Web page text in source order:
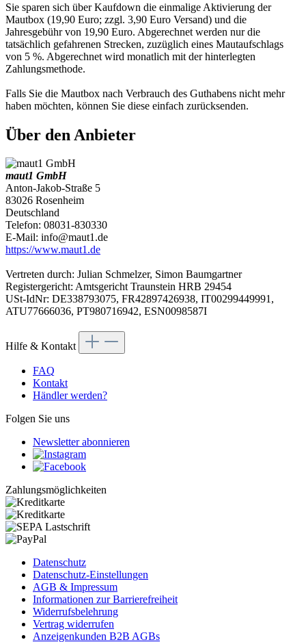
Sie sparen sich über Kaufdown die einmalige Aktivierung der
Mautbox (19,90 Euro; zzgl. 3,90 Euro Versand) und die
Jahresgebühr von 19,90 Euro. Abgerechnet werden nur die
tatsächlich gefahrenen Strecken, zuzüglich eines Mautaufschlags
von 5 %. Abgerechnet wird monatlich mit der hinterlegten
Zahlungsmethode.
Falls Sie die Mautbox nach Verbrauch des Guthabens nicht mehr
haben möchten, können Sie diese einfach zurücksenden.
Über den Anbieter
maut1 GmbH
Anton-Jakob-Straße 5
83026 Rosenheim
Deutschland
Telefon: 08031-830330
E-Mail: info@maut1.de
https://www.maut1.de
Vertreten durch: Julian Schmelzer, Simon Baumgartner
Registergericht: Amtsgericht Traunstein HRB 29454
USt-IdNr: DE338793075, FR42897426938, IT00299449991,
ATU77666036, PT980716942, ESN0098587I
Hilfe & Kontakt
FAQ
Kontakt
Händler werden?
Folgen Sie uns
Newsletter abonnieren
Zahlungsmöglichkeiten
Datenschutz
Datenschutz-Einstellungen
AGB & Impressum
Informationen zur Barrierefreiheit
Widerrufsbelehrung
Vertrag widerrufen
Anzeigenkunden B2B AGBs